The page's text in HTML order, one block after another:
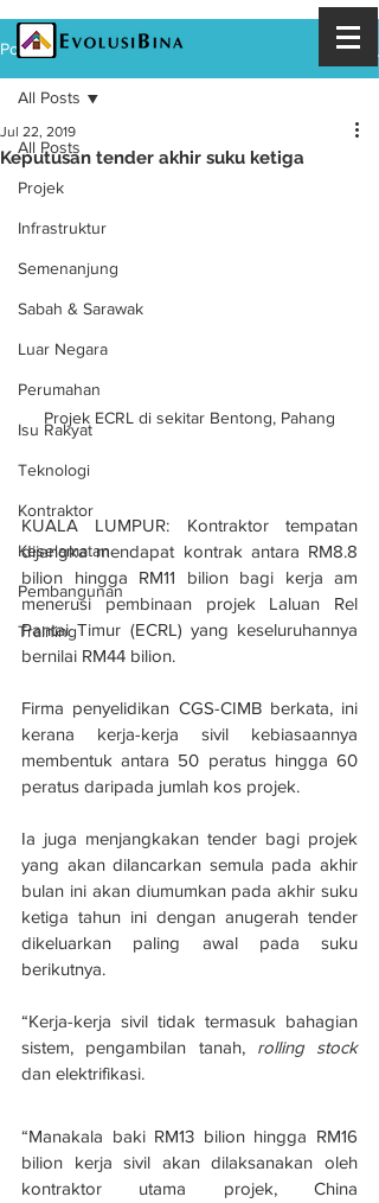
Post
All Posts
Projek
Infrastruktur
Semenanjung
Sabah & Sarawak
Luar Negara
Perumahan
Isu Rakyat
Teknologi
Kontraktor
Keselamatan
Pembangunan
Training
All Posts
Keputusan tender akhir suku ketiga
Jul 22, 2019
Projek ECRL di sekitar Bentong, Pahang
KUALA LUMPUR: Kontraktor tempatan
dijangka mendapat kontrak antara RM8.8
bilion hingga RM11 bilion bagi kerja am
menerusi pembinaan projek Laluan Rel
Pantai Timur (ECRL) yang keseluruhannya
bernilai RM44 bilion.
Firma penyelidikan CGS-CIMB berkata, ini
kerana kerja-kerja sivil kebiasaannya
membentuk antara 50 peratus hingga 60
peratus daripada jumlah kos projek.
Ia juga menjangkakan tender bagi projek
yang akan dilancarkan semula pada akhir
bulan ini akan diumumkan pada akhir suku
ketiga tahun ini dengan anugerah tender
dikeluarkan paling awal pada suku
berikutnya.
“Kerja-kerja sivil tidak termasuk bahagian
sistem, pengambilan tanah, rolling stock
dan elektrifikasi.
“Manakala baki RM13 bilion hingga RM16
bilion kerja sivil akan dilaksanakan oleh
kontraktor utama projek, China